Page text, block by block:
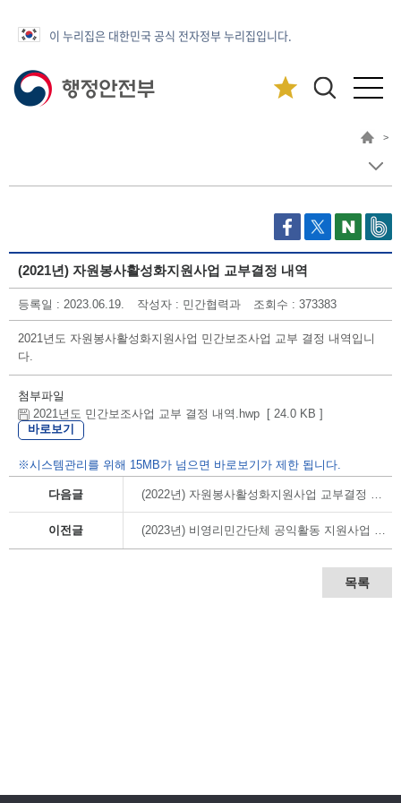
이 누리집은 대한민국 공식 전자정부 누리집입니다.
>
(2021년) 자원봉사활성화지원사업 교부결정 내역
등록일 : 2023.06.19. 작성자 : 민간협력과 조회수 : 373383
2021년도 자원봉사활성화지원사업 민간보조사업 교부 결정 내역입니
다.
첨부파일
2021년도 민간보조사업 교부 결정 내역.hwp [ 24.0 KB ]
바로보기
※시스템관리를 위해 15MB가 넘으면 바로보기가 제한 됩니다.
다음글 (2022년) 자원봉사활성화지원사업 교부결정 내역
이전글 (2023년) 비영리민간단체 공익활동 지원사업 교부결정 내역
목록